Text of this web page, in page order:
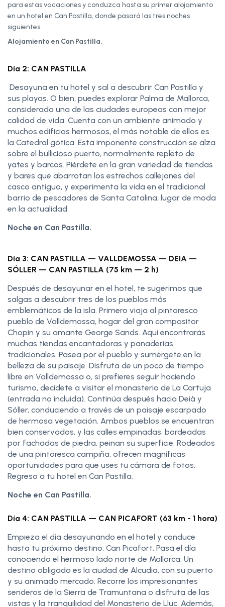
para estas vacaciones y conduzca hasta su primer alojamiento
en un hotel en Can Pastilla, donde pasará las tres noches
siguientes.
Alojamiento en Can Pastilla.
Día 2: CAN PASTILLA
Desayuna en tu hotel y sal a descubrir Can Pastilla y
sus playas. O bien, puedes explorar Palma de Mallorca,
considerada una de las ciudades europeas con mejor
calidad de vida. Cuenta con un ambiente animado y
muchos edificios hermosos, el más notable de ellos es
la Catedral gótica. Esta imponente construcción se alza
sobre el bullicioso puerto, normalmente repleto de
yates y barcos. Piérdete en la gran variedad de tiendas
y bares que abarrotan los estrechos callejones del
casco antiguo, y experimenta la vida en el tradicional
barrio de pescadores de Santa Catalina, lugar de moda
en la actualidad.
Noche en Can Pastilla.
Día 3: CAN PASTILLA — VALLDEMOSSA — DEIA —
SÓLLER — CAN PASTILLA (75 km — 2 h)
Después de desayunar en el hotel, te sugerimos que
salgas a descubrir tres de los pueblos más
emblemáticos de la isla. Primero viaja al pintoresco
pueblo de Valldemossa, hogar del gran compositor
Chopin y su amante George Sands. Aquí encontrarás
muchas tiendas encantadoras y panaderías
tradicionales. Pasea por el pueblo y sumérgete en la
belleza de su paisaje. Disfruta de un poco de tiempo
libre en Valldemossa o, si prefieres seguir haciendo
turismo, decídete a visitar el monasterio de La Cartuja
(entrada no incluida). Continúa después hacia Deià y
Sóller, conduciendo a través de un paisaje escarpado
de hermosa vegetación. Ambos pueblos se encuentran
bien conservados, y las calles empinadas, bordeadas
por fachadas de piedra, peinan su superficie. Rodeados
de una pintoresca campiña, ofrecen magníficas
oportunidades para que uses tu cámara de fotos.
Regreso a tu hotel en Can Pastilla.
Noche en Can Pastilla.
Día 4: CAN PASTILLA — CAN PICAFORT (63 km - 1 hora)
Empieza el día desayunando en el hotel y conduce
hasta tu próximo destino: Can Picafort. Pasa el día
conociendo el hermoso lado norte de Mallorca. Un
destino obligado es la ciudad de Alcudia, con su puerto
y su animado mercado. Recorre los impresionantes
senderos de la Sierra de Tramuntana o disfruta de las
vistas y la tranquilidad del Monasterio de Lluc. Además,